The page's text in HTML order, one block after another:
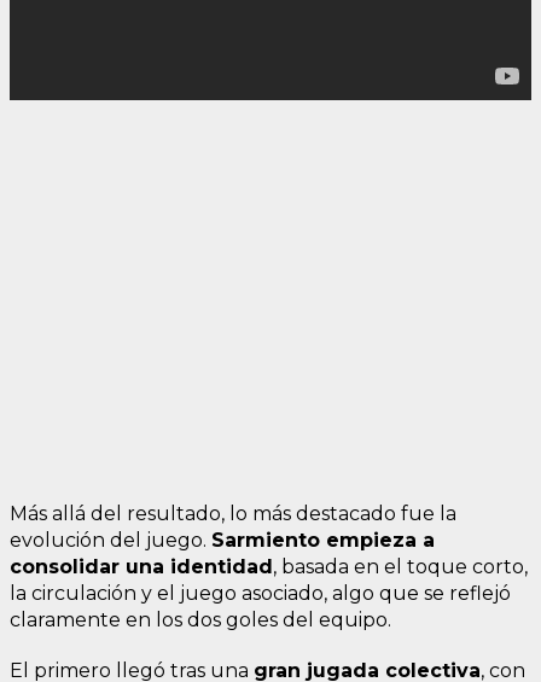
Más allá del resultado, lo más destacado fue la
evolución del juego. Sarmiento empieza a
consolidar una identidad, basada en el toque corto,
la circulación y el juego asociado, algo que se reflejó
claramente en los dos goles del equipo.
El primero llegó tras una gran jugada colectiva, con